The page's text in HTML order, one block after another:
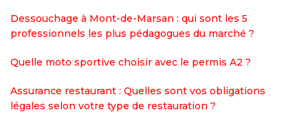
Dessouchage à Mont-de-Marsan : qui sont les 5
professionnels les plus pédagogues du marché ?
Quelle moto sportive choisir avec le permis A2 ?
Assurance restaurant : Quelles sont vos obligations
légales selon votre type de restauration ?